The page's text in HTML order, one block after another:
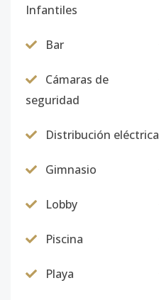
Infantiles
Bar
Cámaras de
seguridad
Distribución eléctrica
Gimnasio
Lobby
Piscina
Playa